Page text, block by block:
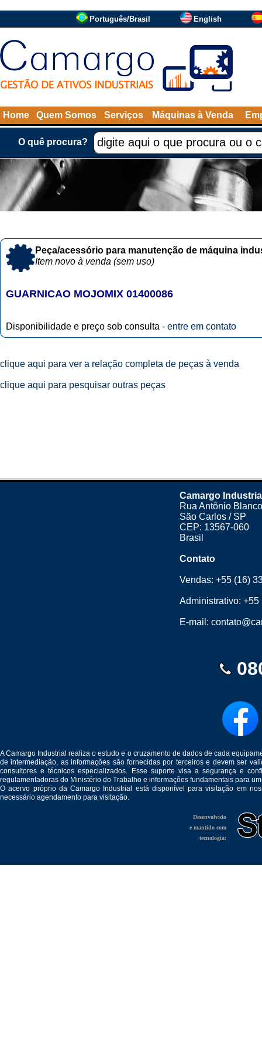
Português/Brasil English
Home Quem Somos Serviços Máquinas à Venda
O quê procura?
Peça/acessório para manutenção de máquina
Item novo à venda (sem uso)
GUARNICAO MOJOMIX 01400086
Disponibilidade e preço sob consulta - entre em contato
clique aqui para ver a relação completa de peças à venda
clique aqui para pesquisar outras peças
Camargo
Rua Antônio
São Carlos / SP
CEP: 13567-060
Brasil
Contato
Vendas:+55 (16)
Administrativo:+55
E-mail:
A Camargo Industrial realiza o estudo e o cruzamento de dados de cada
de intermediação, as informações são fornecidas por terceiros e devem ser
consultores e técnicos especializados. Esse suporte visa a segurança e
regulamentadoras do Ministério do Trabalho e informações fundamentais para
O acervo próprio da Camargo Industrial está disponível para visitação em
necessário agendamento para visitação.
Desenvolvido
e mantido com
tecnologia: